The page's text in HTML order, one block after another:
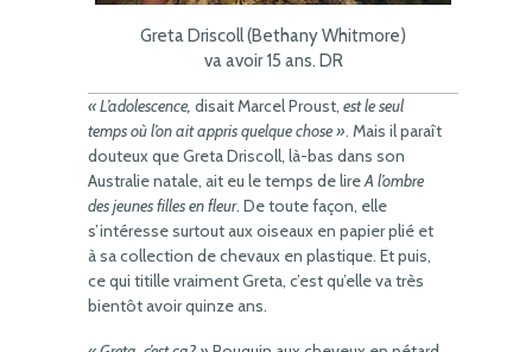
Greta Driscoll (Bethany Whitmore)
va avoir 15 ans. DR
« L’adolescence, disait Marcel Proust, est le seul
temps où l’on ait appris quelque chose ». Mais il paraît
douteux que Greta Driscoll, là-bas dans son
Australie natale, ait eu le temps de lireA l’ombre
des jeunes filles en fleur. De toute façon, elle
s’intéresse surtout aux oiseaux en papier plié et
à sa collection de chevaux en plastique. Et puis,
ce qui titille vraiment Greta, c’est qu’elle va très
bientôt avoir quinze ans.